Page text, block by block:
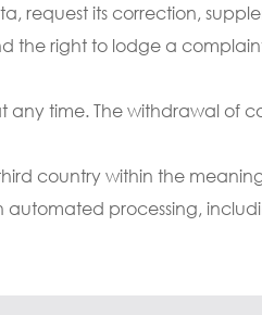
request its correction,
the right to lodge a
any time. The withdrawal of
country within the
automated processing,